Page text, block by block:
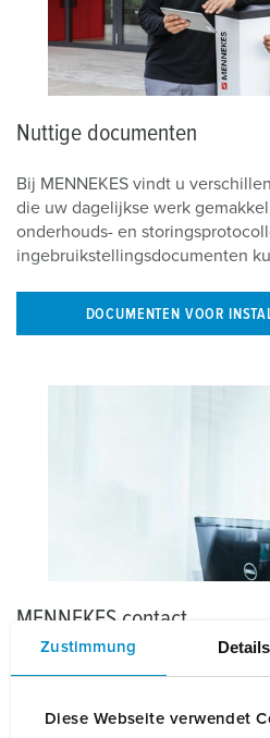
Zustimmung Details
Diese Webseite verwendet
Nuttige documenten
Bij MENNEKES vindt u
die uw dagelijkse werk
onderhouds- en
ingebruikstellingsdocumenten
DOCUMENTEN VOOR
MENNEKES contact
bestellingen of hulp en support